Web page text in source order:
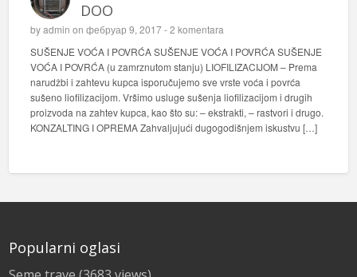
DOO
byadmin on фебруар 9, 2017 -2 komentara
SUŠENJE VOĆA I POVRĆA SUŠENJE VOĆA I POVRĆA SUŠENJE
VOĆA I POVRĆA (u zamrznutom stanju) LIOFILIZACIJOM – Prema
narudžbi i zahtevu kupca isporučujemo sve vrste voća i povrća
sušeno liofilizacijom. Vršimo usluge sušenja liofilizacijom i drugih
proizvoda na zahtev kupca, kao što su: – ekstrakti, – rastvori i drugo.
KONZALTING I OPREMA Zahvaljujući dugogodišnjem iskustvu […]
Popularni oglasi